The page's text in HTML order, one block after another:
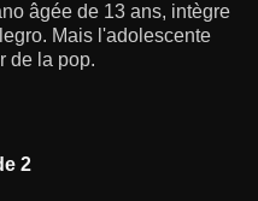
âgée de 13 ans, intègre
Mais l'adolescente
de la pop.
2